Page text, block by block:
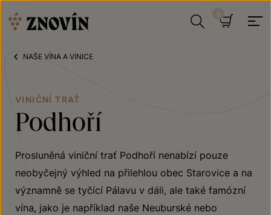
NAŠE VÍNA A VINICE
VINIČNÍ TRAŤ
Podhoří
Prosluněná viniční trať Podhoří nenabízí pouze
neobyčejný výhled na přilehlou obec Starovice a na
významně se tyčící Pálavu v dáli, ale také famózní
vína, jako je například naše Neuburské nebo